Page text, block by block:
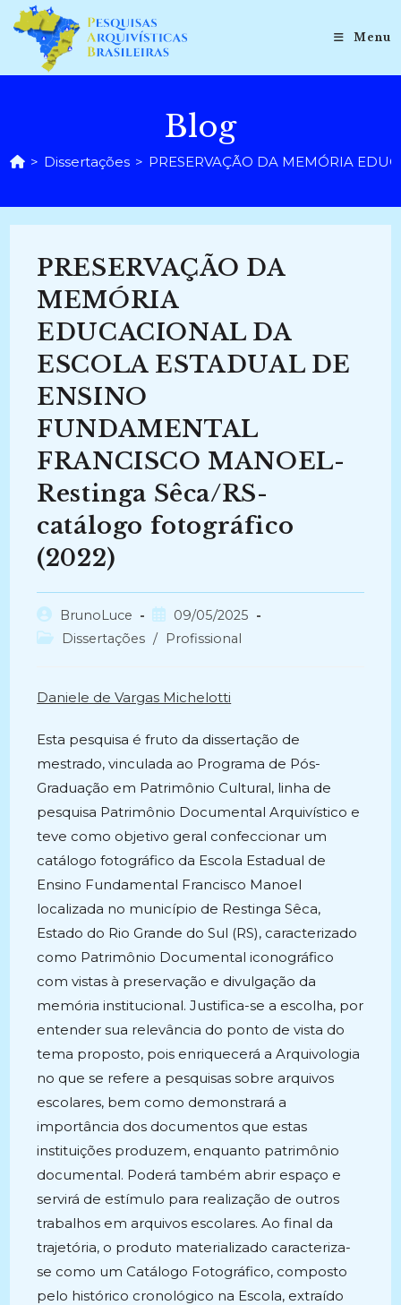
para
conteúdo
Menu
Blog
> Dissertações > PRESERVAÇÃO DA MEMÓRIA
PRESERVAÇÃO DA
MEMÓRIA
EDUCACIONAL DA
ESCOLA ESTADUAL DE
ENSINO
FUNDAMENTAL
FRANCISCO MANOEL-
Restinga Sêca/RS-
catálogo fotográfico
(2022)
Autor
do
BrunoLuce
Post
publicado:
09/05/2025
Categoria
Dissertações / Profissional
Daniele de Vargas Michelotti
Esta pesquisa é fruto da dissertação de
mestrado, vinculada ao Programa de Pós-
Graduação em Patrimônio Cultural, linha de
pesquisa Patrimônio Documental Arquivístico e
teve como objetivo geral confeccionar um
catálogo fotográfico da Escola Estadual de
Ensino Fundamental Francisco Manoel
localizada no município de Restinga Sêca,
Estado do Rio Grande do Sul (RS), caracterizado
como Patrimônio Documental iconográfico
com vistas à preservação e divulgação da
memória institucional. Justifica-se a escolha, por
entender sua relevância do ponto de vista do
tema proposto, pois enriquecerá a Arquivologia
no que se refere a pesquisas sobre arquivos
escolares, bem como demonstrará a
importância dos documentos que estas
instituições produzem, enquanto patrimônio
documental. Poderá também abrir espaço e
servirá de estímulo para realização de outros
trabalhos em arquivos escolares. Ao final da
trajetória, o produto materializado caracteriza-
se como um Catálogo Fotográfico, composto
pelo histórico cronológico na Escola, extraído